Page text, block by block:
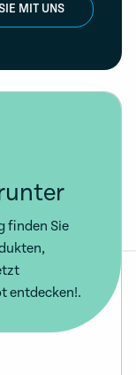
MIT UNS
finden Sie
entdecken!.